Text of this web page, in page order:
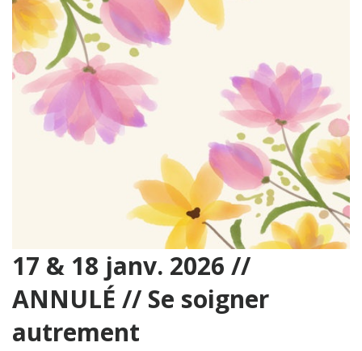
17 & 18 janv. 2026 //
ANNULÉ // Se soigner
autrement